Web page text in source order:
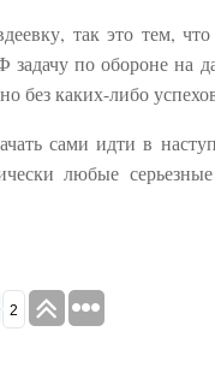
так это тем,
по обороне на
без каких-либо
сами идти в
любые серьезные
2